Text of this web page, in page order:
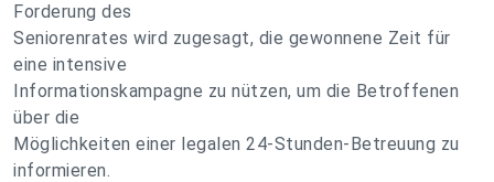
Forderung des
Seniorenrates wird zugesagt, die gewonnene Zeit für
eine intensive
Informationskampagne zu nützen, um die Betroffenen
über die
Möglichkeiten einer legalen 24-Stunden-Betreuung zu
informieren.